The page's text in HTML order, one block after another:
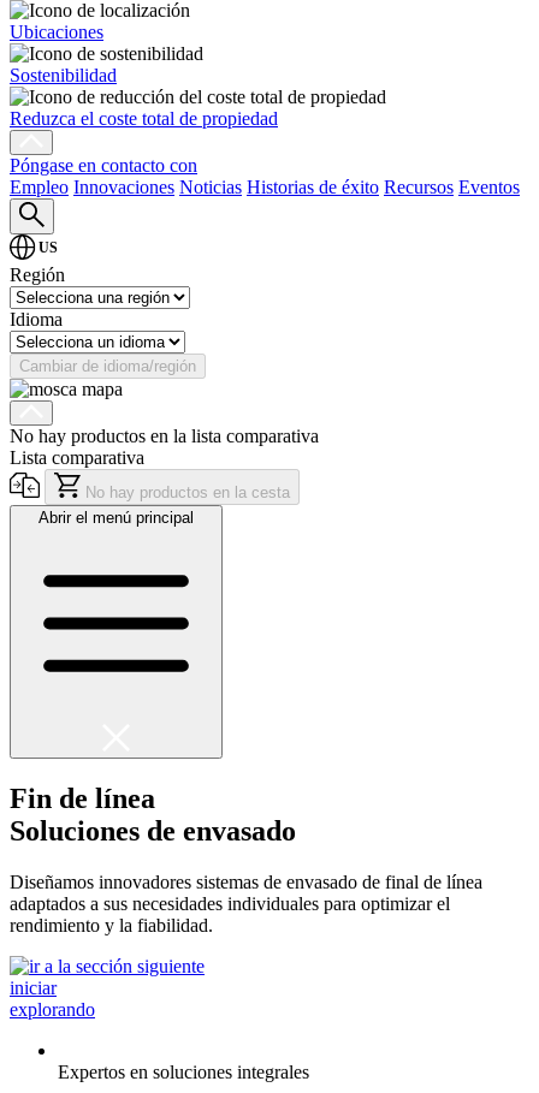
Ubicaciones
Sostenibilidad
Reduzca el coste total de propiedad
Póngase en contacto con
Empleo Innovaciones Noticias Historias de éxito Recursos Eventos
US
Región
Idioma
Cambiar de idioma/región
No hay productos en la lista comparativa
Lista comparativa
No hay productos en la cesta
Abrir el menú principal
Fin de línea
Soluciones de envasado
Diseñamos innovadores sistemas de envasado de final de línea
adaptados a sus necesidades individuales para optimizar el
rendimiento y la fiabilidad.
iniciar
explorando
Expertos en soluciones integrales